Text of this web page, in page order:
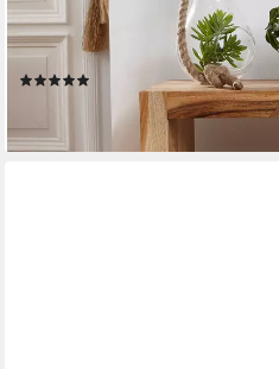
Bücher Regal 44x60x30
Cube), Kleiner
lieferbar - in 2-3 Werktagen bei dir